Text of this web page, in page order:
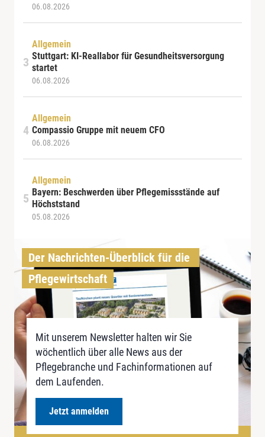
06.08.2026
Allgemein
Stuttgart: KI-Reallabor für Gesundheitsversorgung
startet
06.08.2026
Allgemein
Compassio Gruppe mit neuem CFO
06.08.2026
Allgemein
Bayern: Beschwerden über Pflegemissstände auf
Höchststand
05.08.2026
Der Nachrichten-Überblick für die
Pflegewirtschaft
Mit unserem Newsletter halten wir Sie
wöchentlich über alle News aus der
Pflegebranche und Fachinformationen auf
dem Laufenden.
Jetzt anmelden